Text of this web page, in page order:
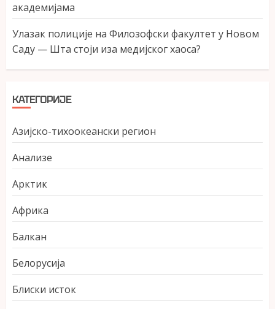
академијама
Улазак полиције на Филозофски факултет у Новом
Саду — Шта стоји иза медијског хаоса?
КАТЕГОРИЈЕ
Азијско-тихоокеански регион
Анализе
Арктик
Африка
Балкан
Белорусија
Блиски исток